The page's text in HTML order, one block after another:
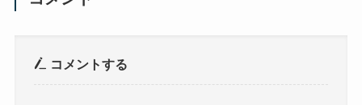
コメントする